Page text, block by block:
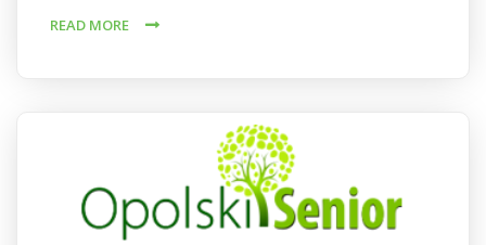
READ MORE